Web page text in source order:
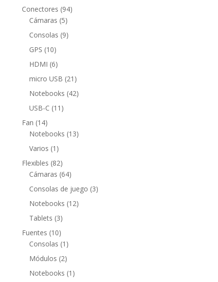
productos
Conectores 9494
Cámaras 55
productos
Consolas 99
GPS 1010
productos
HDMI 66
productos
micro USB 21 21
productos
Notebooks 4242
USB-C 11 11
Fan 1414
productos
Notebooks 1313
Varios 1 1
producto
Flexibles 8282
productos
Cámaras 6464
productos
Consolas de juego 33
Notebooks 1212
Tablets 33
productos
Fuentes 1010
productos
Consolas 1 1
producto
Módulos 22
productos
Notebooks 1 1